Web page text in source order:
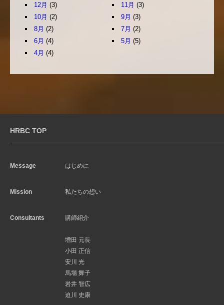
12月 (3) 11月 (3)
10月 (2) 9月 (3)
8月 (2) 7月 (2)
6月 (4) 5月 (5)
4月 (4)
HRBC TOP
Message はじめに
Mission 私たちの想い
Consultants 講師紹介
増田 元長
小田 正信
安川 光
馬場 舞子
岩井 智広
迫川 史康